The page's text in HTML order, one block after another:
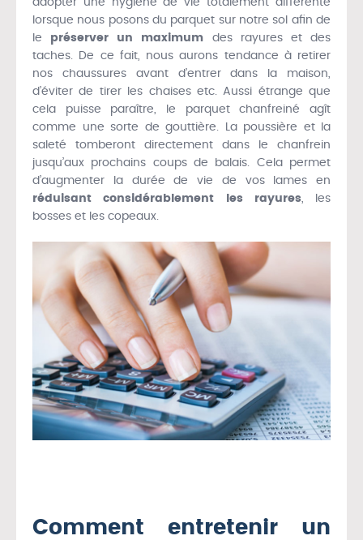
adopter une hygiène de vie totalement différente
lorsque nous posons du parquet sur notre sol afin de
le préserver un maximum des rayures et des
taches. De ce fait, nous aurons tendance à retirer
nos chaussures avant d’entrer dans la maison,
d’éviter de tirer les chaises etc. Aussi étrange que
cela puisse paraître, le parquet chanfreiné agît
comme une sorte de gouttière. La poussière et la
saleté tomberont directement dans le chanfrein
jusqu’aux prochains coups de balais. Cela permet
d’augmenter la durée de vie de vos lames en
réduisant considérablement les rayures, les
bosses et les copeaux.
Comment entretenir un